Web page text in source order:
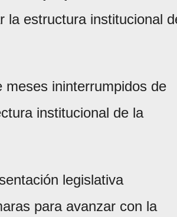
la estructura institucional
meses ininterrumpidos de
institucional de la
legislativa
para avanzar con la